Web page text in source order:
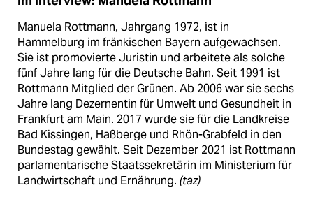
Manuela Rottmann, Jahrgang 1972, ist in
Hammelburg im fränkischen Bayern aufgewachsen.
Sie ist promovierte Juristin und arbeitete als solche
fünf Jahre lang für die Deutsche Bahn. Seit 1991 ist
Rottmann Mitglied der Grünen. Ab 2006 war sie sechs
Jahre lang Dezernentin für Umwelt und Gesundheit in
Frankfurt am Main. 2017 wurde sie für die Landkreise
Bad Kissingen, Haßberge und Rhön-Grabfeld in den
Bundestag gewählt. Seit Dezember 2021 ist Rottmann
parlamentarische Staatssekretärin im Ministerium für
Landwirtschaft und Ernährung. (taz)